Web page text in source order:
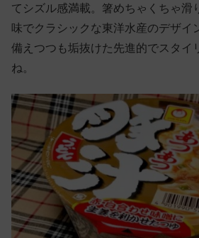
てシズル感満載。箸めちゃくちゃ滑
味でクラシックな東洋水産のデザイ
備えつつも垢抜けた先進的でスタイ
ね。